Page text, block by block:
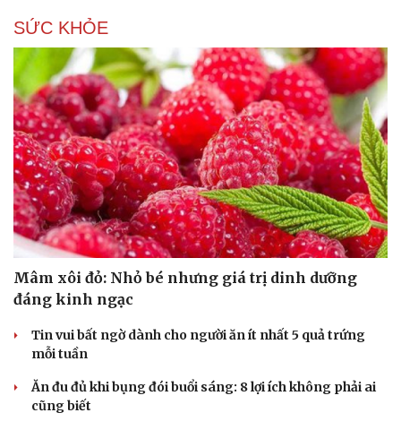
SỨC KHỎE
Mâm xôi đỏ: Nhỏ bé nhưng giá trị dinh dưỡng
đáng kinh ngạc
Tin vui bất ngờ dành cho người ăn ít nhất 5 quả trứng
mỗi tuần
Ăn đu đủ khi bụng đói buổi sáng: 8 lợi ích không phải ai
cũng biết